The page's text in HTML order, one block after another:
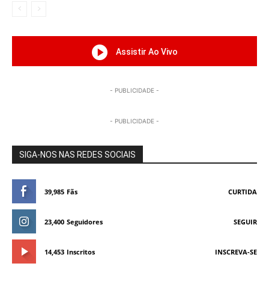
Assistir Ao Vivo
- PUBLICIDADE -
- PUBLICIDADE -
SIGA-NOS NAS REDES SOCIAIS
39,985 Fãs CURTIDA
23,400 Seguidores SEGUIR
14,453 Inscritos INSCREVA-SE